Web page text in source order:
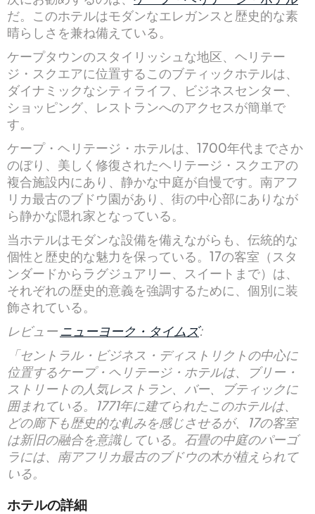
だ。このホテルはモダンなエレガンスと歴史的な素
晴らしさを兼ね備えている。
ケープタウンのスタイリッシュな地区、ヘリテー
ジ・スクエアに位置するこのブティックホテルは、
ダイナミックなシティライフ、ビジネスセンター、
ショッピング、レストランへのアクセスが簡単で
す。
ケープ・ヘリテージ・ホテルは、1700年代までさか
のぼり、美しく修復されたヘリテージ・スクエアの
複合施設内にあり、静かな中庭が自慢です。南アフ
リカ最古のブドウ園があり、街の中心部にありなが
ら静かな隠れ家となっている。
当ホテルはモダンな設備を備えながらも、伝統的な
個性と歴史的な魅力を保っている。17の客室（スタ
ンダードからラグジュアリー、スイートまで）は、
それぞれの歴史的意義を強調するために、個別に装
飾されている。
レビュー ニューヨーク・タイムズ:
「セントラル・ビジネス・ディストリクトの中心に
位置するケープ・ヘリテージ・ホテルは、ブリー・
ストリートの人気レストラン、バー、ブティックに
囲まれている。1771年に建てられたこのホテルは、
どの廊下も歴史的な軋みを感じさせるが、17の客室
は新旧の融合を意識している。石畳の中庭のパーゴ
ラには、南アフリカ最古のブドウの木が植えられて
いる。
ホテルの詳細